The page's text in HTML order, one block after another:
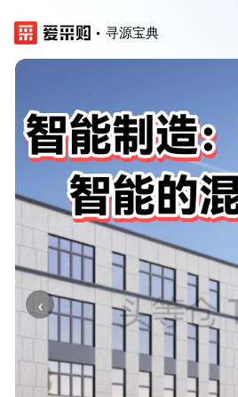
寻源宝典
‹